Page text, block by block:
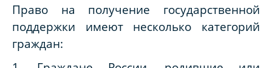
Право на получение государственной
поддержки имеют несколько категорий
граждан: